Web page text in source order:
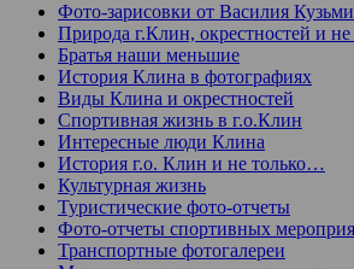
Фото-зарисовки от Василия
Природа г.Клин, окрестностей и
Братья наши меньшие
История Клина в фотографиях
Виды Клина и окрестностей
Спортивная жизнь в г.о.Клин
Интересные люди Клина
История г.о. Клин и не только…
Культурная жизнь
Туристические фото-отчеты
Фото-отчеты спортивных
Транспортные фотогалереи